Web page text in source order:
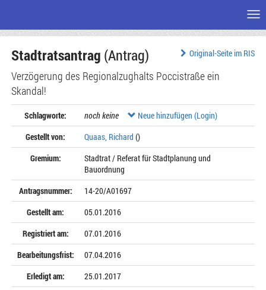
Seiteninhalt
Original-Seite im RIS
Stadtratsantrag (Antrag)
Verzögerung des Regionalzughalts Poccistraße ein
Skandal!
Schlagworte: noch keine
Neue hinzufügen (Login)
Gestellt von:
Quaas, Richard ()
Gremium:
Stadtrat / Referat für Stadtplanung und
Bauordnung
Antragsnummer:
14-20/A01697
Gestellt am:
05.01.2016
Registriert am:
07.01.2016
Bearbeitungsfrist:
07.04.2016
Erledigt am:
25.01.2017